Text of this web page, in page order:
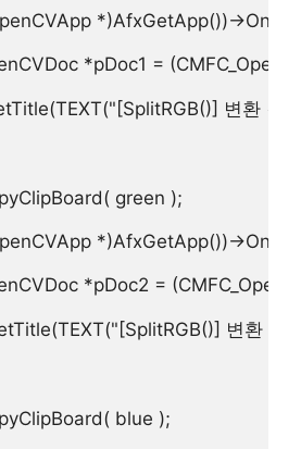
*)AfxGetApp())-
*pDoc1 =
변환 결
green );
*)AfxGetApp())-
*pDoc2 =
변환 결
blue );